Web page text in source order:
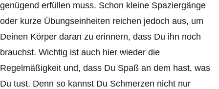
genügend erfüllen muss. Schon kleine Spaziergänge
oder kurze Übungseinheiten reichen jedoch aus, um
Deinen Körper daran zu erinnern, dass Du ihn noch
brauchst. Wichtig ist auch hier wieder die
Regelmäßigkeit und, dass Du Spaß an dem hast, was
Du tust. Denn so kannst Du Schmerzen nicht nur